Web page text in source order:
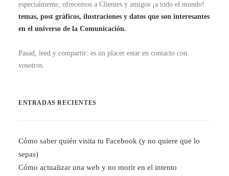
especialmente, ofrecemos a Clientes y amigos ¡a todo el mundo!
temas, post gráficos, ilustraciones y datos que son interesantes
en el universo de la Comunicación.
Pasad, leed y compartir: es un placer estar en contacto con
vosotros.
ENTRADAS RECIENTES
Cómo saber quién visita tu Facebook (y no quiere que lo
sepas)
Cómo actualizar una web y no morir en el intento